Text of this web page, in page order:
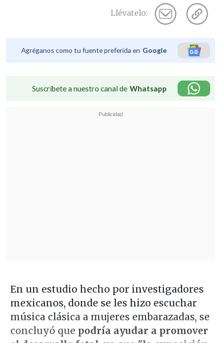
Llévatelo:
Agréganos como tu fuente preferida en Google
Suscríbete a nuestro canal de Whatsapp
En un estudio hecho por investigadores
mexicanos, donde se les hizo escuchar
música clásica a mujeres embarazadas, se
concluyó que podría ayudar a promover